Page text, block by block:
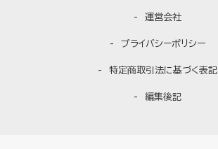
運営会社
プライバシーポリシー
特定商取引法に基づく表記
編集後記